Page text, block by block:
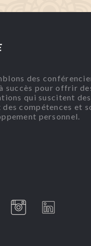
des
succès pour offrir
qui suscitent
compétences et
personnel.